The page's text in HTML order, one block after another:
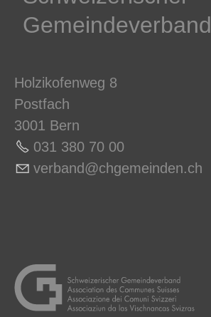
Gemeindeverband
Holzikofenweg 8
Postfach
3001 Bern
031 380 70 00
v rb nd chg m nd n ch